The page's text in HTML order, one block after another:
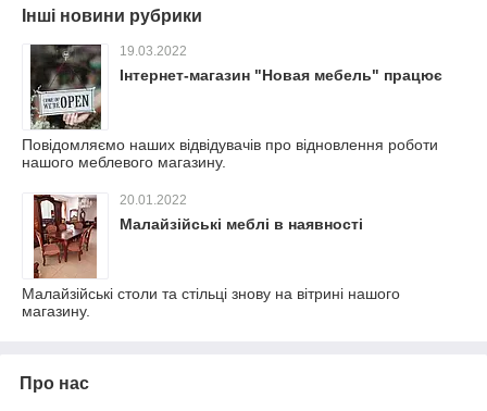
Інші новини рубрики
19.03.2022
Інтернет-магазин "Новая мебель" працює
Повідомляємо наших відвідувачів про відновлення роботи
нашого меблевого магазину.
20.01.2022
Малайзійські меблі в наявності
Малайзійські столи та стільці знову на вітрині нашого
магазину.
Про нас